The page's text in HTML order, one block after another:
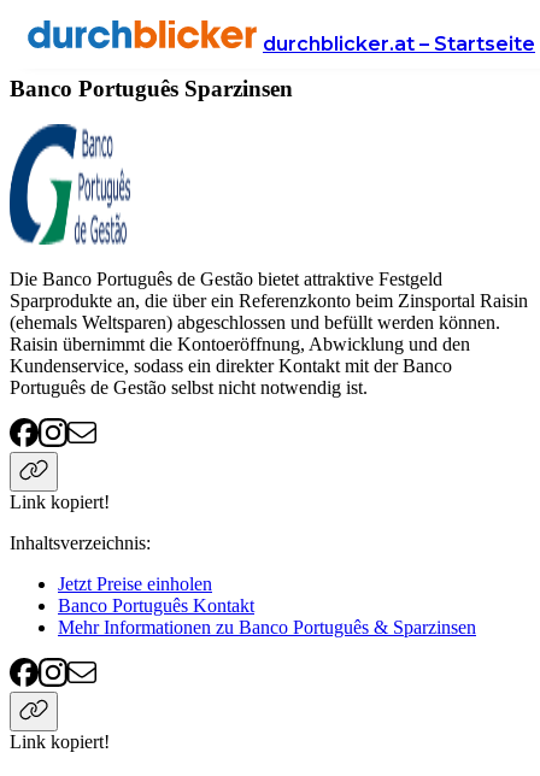
durchblicker.at – Startseite
Anbieter Finanzen sparzinsen Banco Português
Banco Português Sparzinsen
Die Banco Português de Gestão bietet attraktive Festgeld
Sparprodukte an, die über ein Referenzkonto beim Zinsportal Raisin
(ehemals Weltsparen) abgeschlossen und befüllt werden können.
Raisin übernimmt die Kontoeröffnung, Abwicklung und den
Kundenservice, sodass ein direkter Kontakt mit der Banco
Português de Gestão selbst nicht notwendig ist.
Link kopiert!
Inhaltsverzeichnis:
Jetzt Preise einholen
Banco Português Kontakt
Mehr Informationen zu Banco Português & Sparzinsen
Link kopiert!